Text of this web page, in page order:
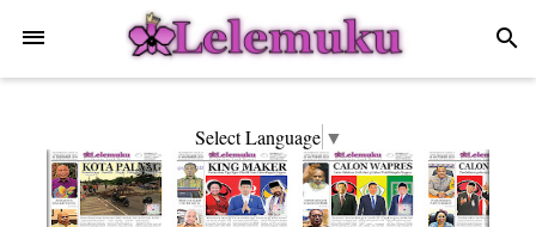
search
Select Language ▼